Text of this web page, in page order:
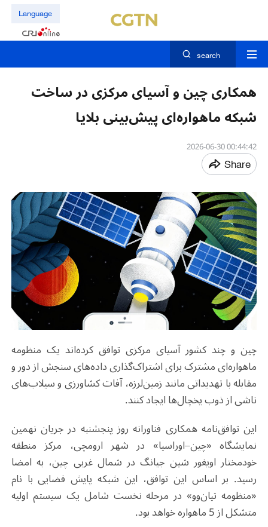
Language
search
همکاری چین و آسیای مرکزی در ساخت
شبکه ماهواره‌ای پیش‌بینی بلایا
00:44:42 2026-06-30
Share
چین و چند کشور آسیای مرکزی توافق کرده‌اند یک منظومه
ماهواره‌ای مشترک برای اشتراک‌گذاری داده‌های سنجش از دور و
مقابله با تهدیداتی مانند زمین‌لرزه، آفات کشاورزی و سیلاب‌های
ناشی از ذوب یخچال‌ها ایجاد کنند.
این توافق‌نامه همکاری فناورانه روز پنجشنبه در جریان نهمین
نمایشگاه «چین–اوراسیا» در شهر ارومچی، مرکز منطقه
خودمختار اویغور شین جیانگ در شمال ‌غربی چین، به امضا
رسید. بر اساس این توافق، این شبکه پایش فضایی با نام
«منظومه تیان‌وو» در مرحله نخست شامل یک سیستم اولیه
متشکل از 5 ماهواره خواهد بود
.